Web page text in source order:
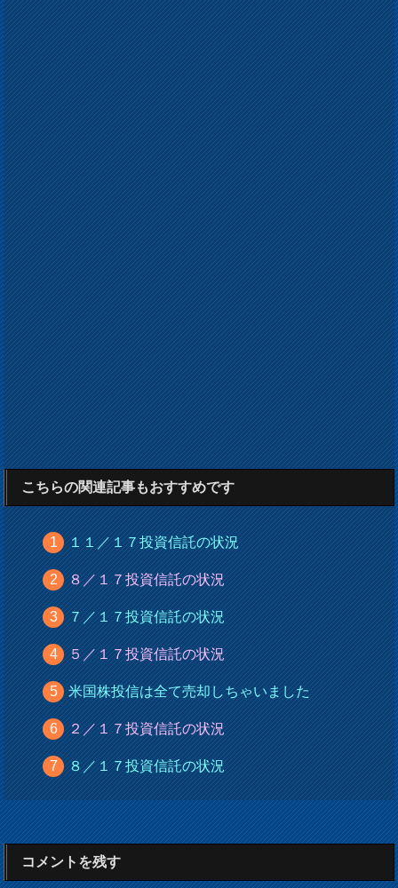
こちらの関連記事もおすすめです
１１／１７投資信託の状況
８／１７投資信託の状況
７／１７投資信託の状況
５／１７投資信託の状況
米国株投信は全て売却しちゃいました
２／１７投資信託の状況
８／１７投資信託の状況
コメントを残す